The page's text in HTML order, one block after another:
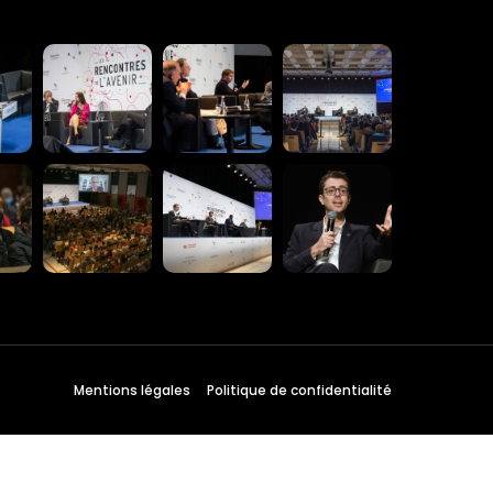
Mentions légales Politique de confidentialité
to 26, 2022
ave
CA 95716